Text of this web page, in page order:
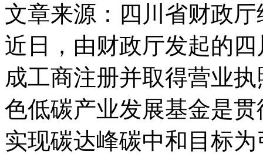
文章来源：四川省财政
近日，由财政厅发起的
成工商注册并取得营业
色低碳产业发展基金是
实现碳达峰碳中和目标为